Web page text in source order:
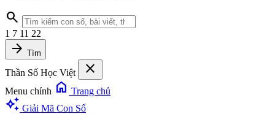
search
1 7 11 22
arrow_forward Tìm
Thần Số Học Việt close
Menu chính home Trang chủ
auto_awesome Giải Mã Con Số